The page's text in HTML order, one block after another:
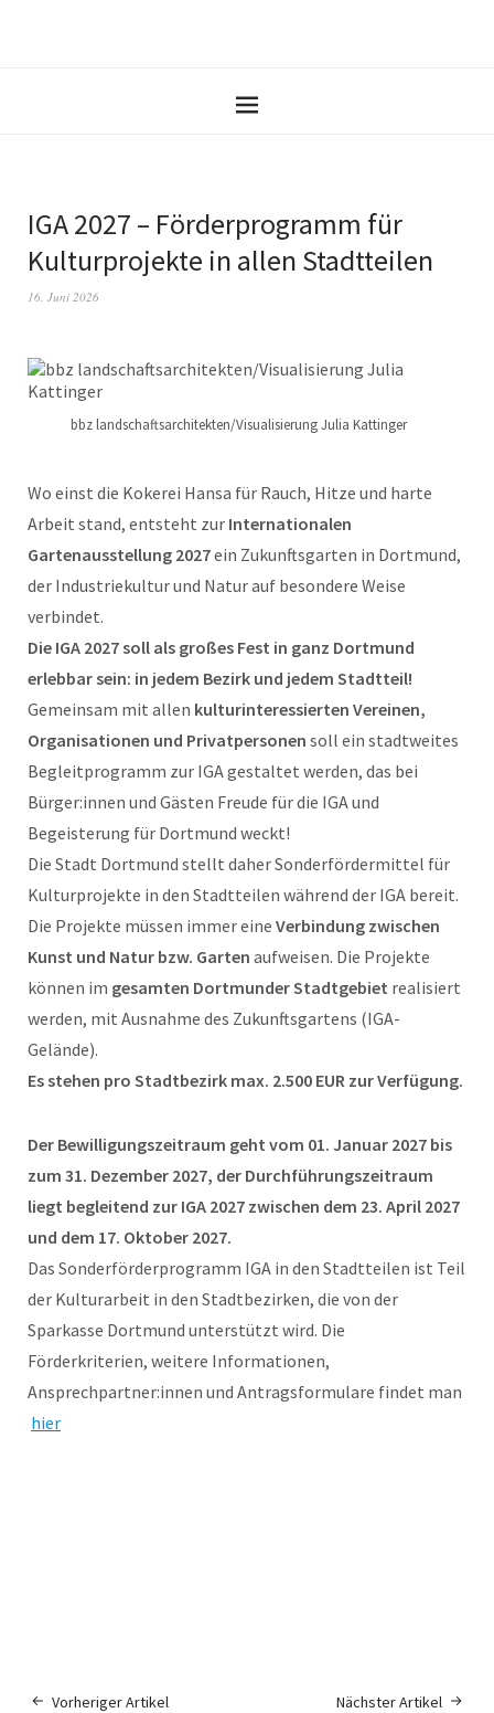
IGA 2027 – Förderprogramm für
Kulturprojekte in allen Stadtteilen
16. Juni 2026
bbz landschaftsarchitekten/Visualisierung Julia Kattinger
Wo einst die Kokerei Hansa für Rauch, Hitze und harte
Arbeit stand, entsteht zur Internationalen
Gartenausstellung 2027ein Zukunftsgarten in Dortmund,
der Industriekultur und Natur auf besondere Weise
verbindet.
Die IGA 2027 soll als großes Fest in ganz Dortmund
erlebbar sein: in jedem Bezirk und jedem Stadtteil!
Gemeinsam mit allen kulturinteressierten Vereinen,
Organisationen und Privatpersonen soll ein stadtweites
Begleitprogramm zur IGA gestaltet werden, das bei
Bürger:innen und Gästen Freude für die IGA und
Begeisterung für Dortmund weckt!
Die Stadt Dortmund stellt daher Sonderfördermittel für
Kulturprojekte in den Stadtteilen während der IGA bereit.
Die Projekte müssen immer eine Verbindung zwischen
Kunst und Natur bzw. Garten aufweisen. Die Projekte
können im gesamten Dortmunder Stadtgebiet realisiert
werden, mit Ausnahme des Zukunftsgartens (IGA-
Gelände).
Es stehen pro Stadtbezirk max. 2.500 EUR zur Verfügung.
Der Bewilligungszeitraum geht vom 01. Januar 2027 bis
zum 31. Dezember 2027, der Durchführungszeitraum
liegt begleitend zur IGA 2027 zwischen dem 23. April 2027
und dem 17. Oktober 2027.
Das Sonderförderprogramm IGA in den Stadtteilen ist Teil
der Kulturarbeit in den Stadtbezirken, die von der
Sparkasse Dortmund unterstützt wird. Die
Förderkriterien, weitere Informationen,
Ansprechpartner:innen und Antragsformulare findet man
hier
Vorheriger Artikel Nächster Artikel